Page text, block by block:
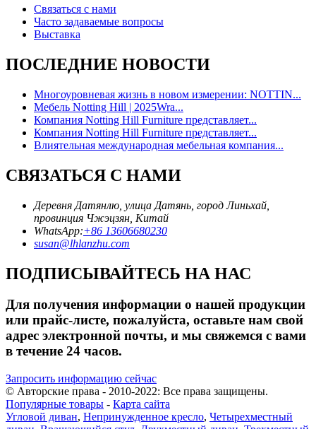
Связаться с нами
Часто задаваемые вопросы
Выставка
ПОСЛЕДНИЕ НОВОСТИ
Многоуровневая жизнь в новом измерении: NOTTIN...
Мебель Notting Hill | 2025Wra...
Компания Notting Hill Furniture представляет...
Компания Notting Hill Furniture представляет...
Влиятельная международная мебельная компания...
СВЯЗАТЬСЯ С НАМИ
Деревня Датянлю, улица Датянь, город Линьхай,
провинция Чжэцзян, Китай
WhatsApp:+86 13606680230
susan@lhlanzhu.com
ПОДПИСЫВАЙТЕСЬ НА НАС
Для получения информации о нашей продукции
или прайс-листе, пожалуйста, оставьте нам свой
адрес электронной почты, и мы свяжемся с вами
в течение 24 часов.
Запросить информацию сейчас
© Авторские права - 2010-2022: Все права защищены.
Популярные товары - Карта сайта
Угловой диван, Непринужденное кресло, Четырехместный